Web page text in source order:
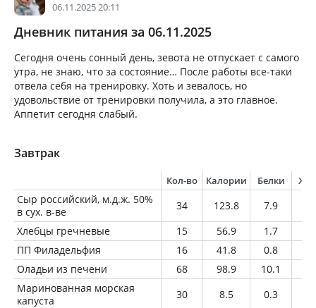
06.11.2025 20:11
Дневник питания за 06.11.2025
Сегодня очень сонный день, зевота не отпускает с самого
утра, не знаю, что за состояние… После работы все-таки
отвела себя на тренировку. Хоть и зевалось, но
удовольствие от тренировки получила, а это главное.
Аппетит сегодня слабый.
Завтрак
Кол-во Калории Белки
Сыр российский, м.д.ж. 50%
в сух. в-ве
34 123.8 7.9
Хлебцы гречневые
15 56.9 1.7
ПП Филадельфия
16 41.8 0.8
Оладьи из печени
68 98.9 10.1
Маринованная морская
капуста
30 8.5 0.3